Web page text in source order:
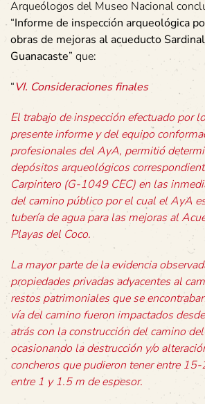
Arqueólogos del Museo Nacional
“Informe de inspección arqueológica
obras de mejoras al acueducto
Guanacaste” que:
“VI. Consideraciones finales
El trabajo de inspección efectuado por
presente informe y del equipo
profesionales del AyA, permitió
depósitos arqueológicos
Carpintero (G-1049 CEC) en las
del camino público por el cual el AyA
tubería de agua para las mejoras al
Playas del Coco.
La mayor parte de la evidencia
propiedades privadas adyacentes al
restos patrimoniales que se
vía del camino fueron impactados
atrás con la construcción del camino
ocasionando la destrucción y/o
concheros que pudieron tener entre
entre 1 y 1.5 m de espesor.